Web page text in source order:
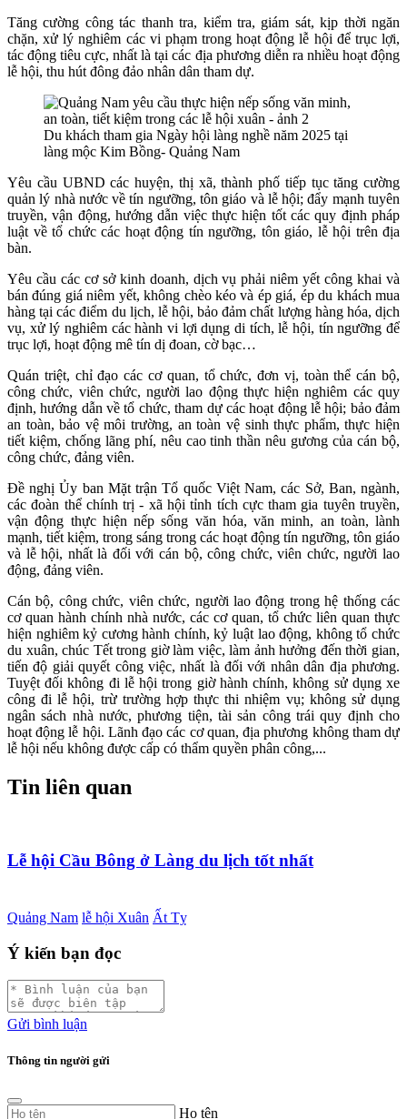
Tăng cường công tác thanh tra, kiểm tra, giám sát, kịp thời ngăn
chặn, xử lý nghiêm các vi phạm trong hoạt động lễ hội để trục lợi,
tác động tiêu cực, nhất là tại các địa phương diễn ra nhiều hoạt động
lễ hội, thu hút đông đảo nhân dân tham dự.
Du khách tham gia Ngày hội làng nghề năm 2025 tại
làng mộc Kim Bồng- Quảng Nam
Yêu cầu UBND các huyện, thị xã, thành phố tiếp tục tăng cường
quản lý nhà nước về tín ngưỡng, tôn giáo và lễ hội; đẩy mạnh tuyên
truyền, vận động, hướng dẫn việc thực hiện tốt các quy định pháp
luật về tổ chức các hoạt động tín ngưỡng, tôn giáo, lễ hội trên địa
bàn.
Yêu cầu các cơ sở kinh doanh, dịch vụ phải niêm yết công khai và
bán đúng giá niêm yết, không chèo kéo và ép giá, ép du khách mua
hàng tại các điểm du lịch, lễ hội, bảo đảm chất lượng hàng hóa, dịch
vụ, xử lý nghiêm các hành vi lợi dụng di tích, lễ hội, tín ngưỡng để
trục lợi, hoạt động mê tín dị đoan, cờ bạc…
Quán triệt, chỉ đạo các cơ quan, tổ chức, đơn vị, toàn thể cán bộ,
công chức, viên chức, người lao động thực hiện nghiêm các quy
định, hướng dẫn về tổ chức, tham dự các hoạt động lễ hội; bảo đảm
an toàn, bảo vệ môi trường, an toàn vệ sinh thực phẩm, thực hiện
tiết kiệm, chống lãng phí, nêu cao tinh thần nêu gương của cán bộ,
công chức, đảng viên.
Đề nghị Ủy ban Mặt trận Tổ quốc Việt Nam, các Sở, Ban, ngành,
các đoàn thể chính trị - xã hội tỉnh tích cực tham gia tuyên truyền,
vận động thực hiện nếp sống văn hóa, văn minh, an toàn, lành
mạnh, tiết kiệm, trong sáng trong các hoạt động tín ngưỡng, tôn giáo
và lễ hội, nhất là đối với cán bộ, công chức, viên chức, người lao
động, đảng viên.
Cán bộ, công chức, viên chức, người lao động trong hệ thống các
cơ quan hành chính nhà nước, các cơ quan, tổ chức liên quan thực
hiện nghiêm kỷ cương hành chính, kỷ luật lao động, không tổ chức
du xuân, chúc Tết trong giờ làm việc, làm ảnh hưởng đến thời gian,
tiến độ giải quyết công việc, nhất là đối với nhân dân địa phương.
Tuyệt đối không đi lễ hội trong giờ hành chính, không sử dụng xe
công đi lễ hội, trừ trường hợp thực thi nhiệm vụ; không sử dụng
ngân sách nhà nước, phương tiện, tài sản công trái quy định cho
hoạt động lễ hội. Lãnh đạo các cơ quan, địa phương không tham dự
lễ hội nếu không được cấp có thẩm quyền phân công,...
Tin liên quan
Lễ hội Cầu Bông ở Làng du lịch tốt nhất
Quảng Nam lễ hội Xuân Ất Tỵ
Ý kiến bạn đọc
Gửi bình luận
Thông tin người gửi
Họ tên